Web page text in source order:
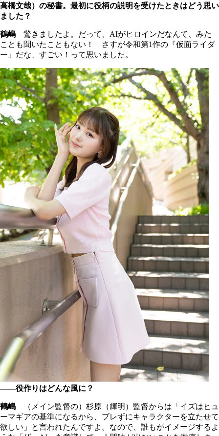
高橋文哉）の秘書。最初に役柄の説明を受けたときはどう思い
ました？
鶴嶋 驚きましたよ。だって、AIがヒロインだなんて、みた
ことも聞いたこともない！ さすが令和第1作の『仮面ライダ
ー』だな、すごい！って思いました。
――役作りはどんな風に？
鶴嶋 （メイン監督の）杉原（輝明）監督からは「イズはヒュ
ーマギアの基準になるから、ブレずにキャラクターを立たせて
欲しい」と言われたんですよ。なので、誰もがイメージするよ